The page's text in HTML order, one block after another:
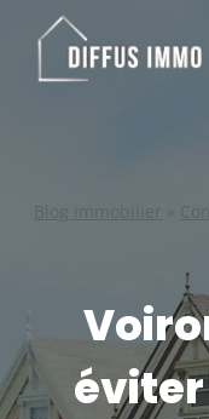
contenu
Blog immobilier